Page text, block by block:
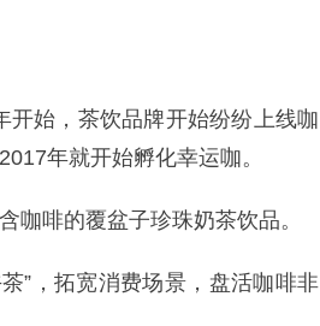
始，茶饮品牌开始纷纷上线咖
年就开始孵化幸运咖。
咖啡的覆盆子珍珠奶茶饮品。
”，拓宽消费场景，盘活咖啡非